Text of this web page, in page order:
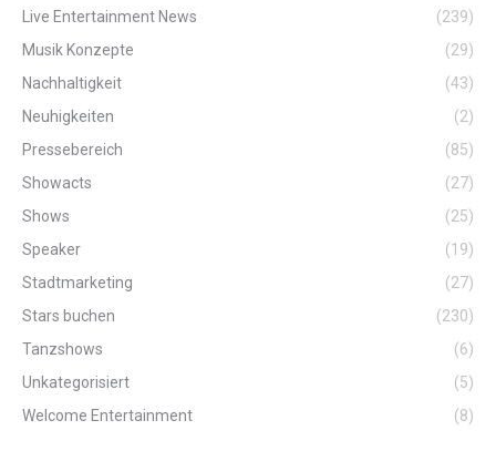
Live Entertainment News
(239)
Musik Konzepte
(29)
Nachhaltigkeit
(43)
Neuhigkeiten
(2)
Pressebereich
(85)
Showacts
(27)
Shows
(25)
Speaker
(19)
Stadtmarketing
(27)
Stars buchen
(230)
Tanzshows
(6)
Unkategorisiert
(5)
Welcome Entertainment
(8)